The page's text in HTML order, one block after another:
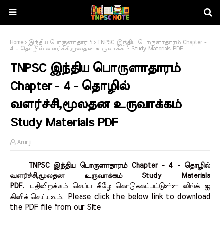
Home இந்திய பொருளாதாரம்
TNPSC இந்திய பொருளாதாரம் Chapter -
4 - தொழில் வளர்ச்சி,மூலதன உருவாக்கம் Study Materials PDF
TNPSC இந்திய பொருளாதாரம்
Chapter - 4 - தொழில்
வளர்ச்சி,மூலதன உருவாக்கம்
Study Materials PDF
Arunji
TNPSC இந்திய பொருளாதாரம் Chapter - 4 - தொழில்
வளர்ச்சி,மூலதன உருவாக்கம் Study Materials
PDF. பதிவிறக்கம் செய்ய கீழே கொடுக்கப்பட்டுள்ள லிங்க் ஐ
கிளிக் செய்யவும்.
Please click the below link to download
the PDF file from our Site